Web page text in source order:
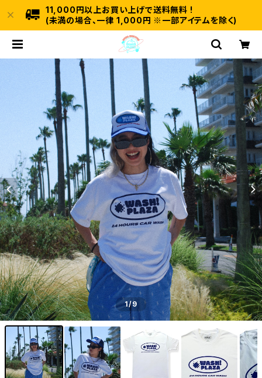
11,000円以上お買い上げで送料無料 !
(未満の場合、一律 1,000円 ※一部アイテムを除く)
1/9